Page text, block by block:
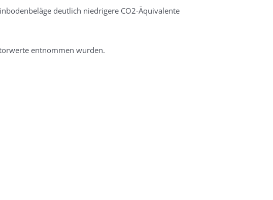
deutlich niedrigere CO2-Äquivalente
entnommen wurden.